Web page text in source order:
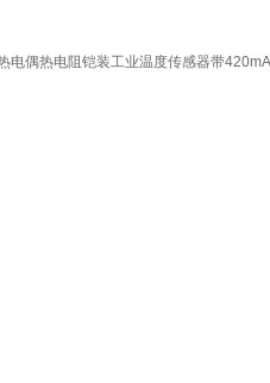
电偶热电阻铠装工业温度传感器带